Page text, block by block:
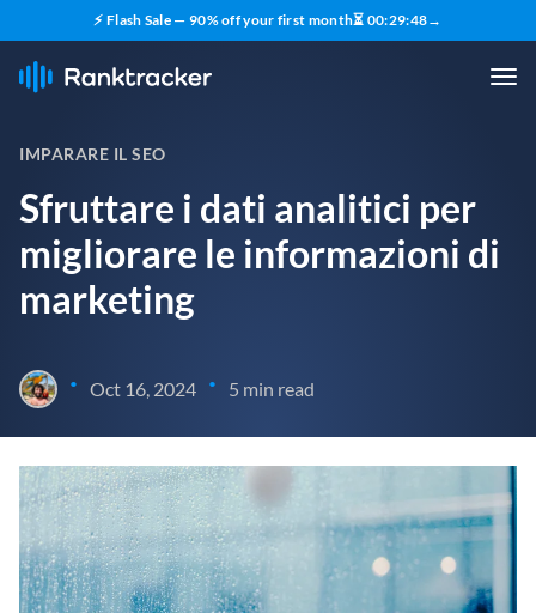
⚡ Flash Sale — 90% off your first month⏳ 00:29:47→
IMPARARE IL SEO
Sfruttare i dati analitici per
migliorare le informazioni di
marketing
• Oct 16, 2024 • 5 min read